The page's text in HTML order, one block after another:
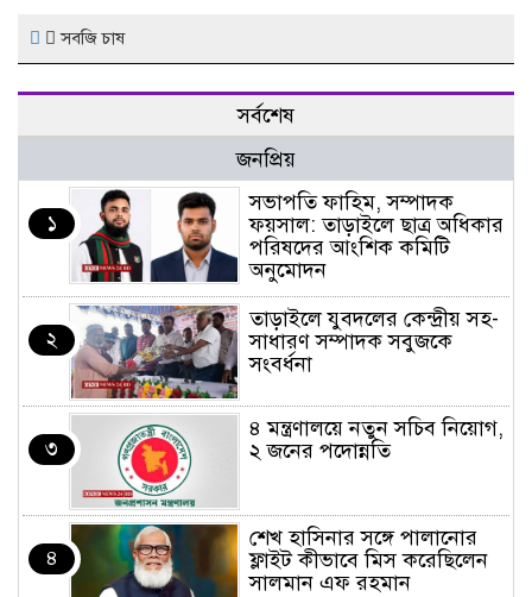
সবজি চাষ
সর্বশেষ
জনপ্রিয়
১
সভাপতি ফাহিম, সম্পাদক
ফয়সাল: তাড়াইলে ছাত্র অধিকার
পরিষদের আংশিক কমিটি
অনুমোদন
২
তাড়াইলে যুবদলের কেন্দ্রীয় সহ-
সাধারণ সম্পাদক সবুজকে
সংবর্ধনা
৩
৪ মন্ত্রণালয়ে নতুন সচিব নিয়োগ,
২ জনের পদোন্নতি
৪
শেখ হাসিনার সঙ্গে পালানোর
ফ্লাইট কীভাবে মিস করেছিলেন
সালমান এফ রহমান